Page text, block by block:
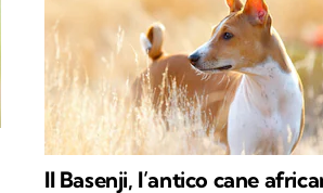
Il Basenji, l’antico cane